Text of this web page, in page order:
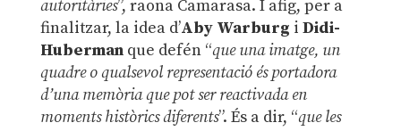
autoritàries”, raona Camarasa. I afig, per a
finalitzar, la idea d’Aby Warburg i Didi-
Hubermanque defén “que una imatge, un
quadre o qualsevol representació és portadora
d’una memòria que pot ser reactivada en
moments històrics diferents”. És a dir, “que les